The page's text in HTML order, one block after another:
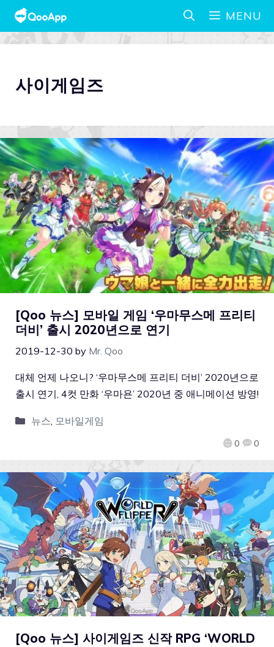
MENU
사이게임즈
[Qoo 뉴스] 모바일 게임 ‘우마무스메 프리티
더비’ 출시 2020년으로 연기
2019-12-30 by Mr. Qoo
0 0
대체 언제 나오니? ‘우마무스메 프리티 더비’ 2020년으로
출시 연기, 4컷 만화 ‘우마욘’ 2020년 중 애니메이션 방영!
뉴스, 모바일게임
[Qoo 뉴스] 사이게임즈 신작 RPG ‘WORLD